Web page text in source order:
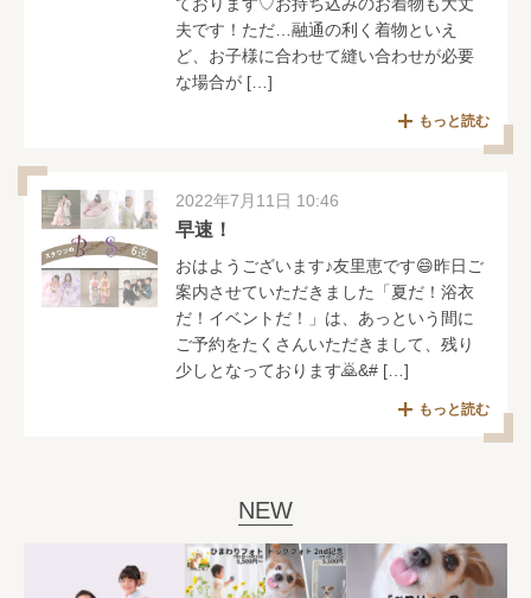
ております♡お持ち込みのお着物も大丈
夫です！ただ…融通の利く着物といえ
ど、お子様に合わせて縫い合わせが必要
な場合が […]
もっと読む
2022年7月11日 10:46
早速！
おはようございます♪友里恵です😄昨日ご
案内させていただきました「夏だ！浴衣
だ！イベントだ！」は、あっという間に
ご予約をたくさんいただきまして、残り
少しとなっております🙇‍&# […]
もっと読む
NEW